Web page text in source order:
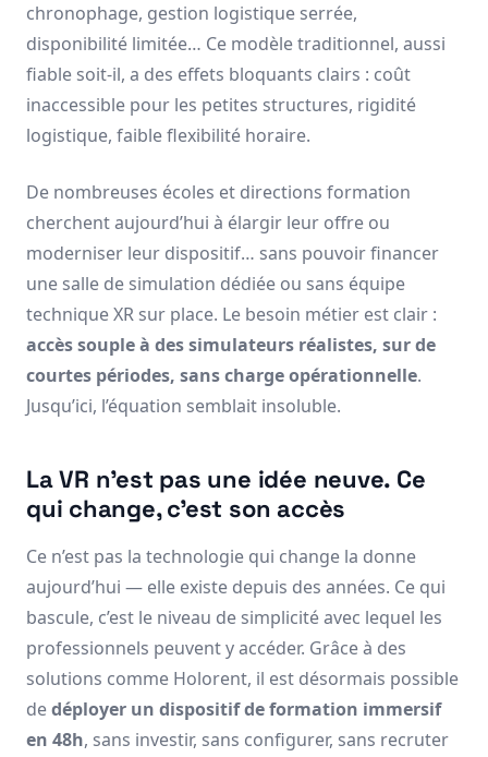
chronophage, gestion logistique serrée,
disponibilité limitée… Ce modèle traditionnel, aussi
fiable soit-il, a des effets bloquants clairs : coût
inaccessible pour les petites structures, rigidité
logistique, faible flexibilité horaire.
De nombreuses écoles et directions formation
cherchent aujourd’hui à élargir leur offre ou
moderniser leur dispositif… sans pouvoir financer
une salle de simulation dédiée ou sans équipe
technique XR sur place. Le besoin métier est clair :
accès souple à des simulateurs réalistes, sur de
courtes périodes, sans charge opérationnelle.
Jusqu’ici, l’équation semblait insoluble.
La VR n’est pas une idée neuve. Ce
qui change, c’est son accès
Ce n’est pas la technologie qui change la donne
aujourd’hui — elle existe depuis des années. Ce qui
bascule, c’est le niveau de simplicité avec lequel les
professionnels peuvent y accéder. Grâce à des
solutions comme Holorent, il est désormais possible
dedéployer un dispositif de formation immersif
en 48h, sans investir, sans configurer, sans recruter